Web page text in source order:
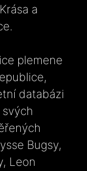
a
plemene
databázi
Bugsy,
Leon